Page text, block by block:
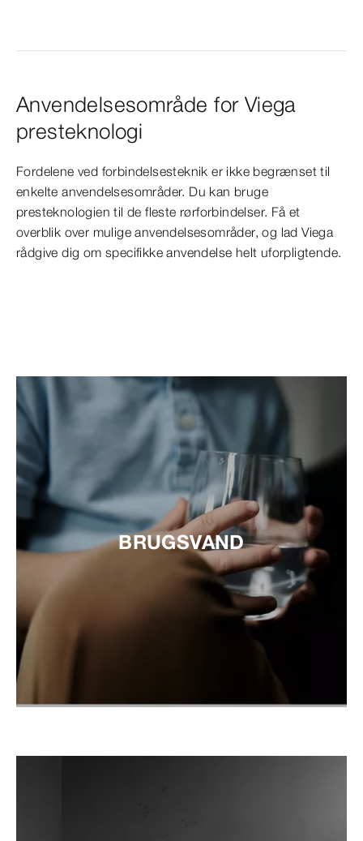
Anvendelsesområde for Viega
presteknologi
Fordelene ved forbindelsesteknik er ikke begrænset til
enkelte anvendelsesområder. Du kan bruge
presteknologien til de fleste rørforbindelser. Få et
overblik over mulige anvendelsesområder, og lad Viega
rådgive dig om specifikke anvendelse helt uforpligtende.
BRUGSVAND